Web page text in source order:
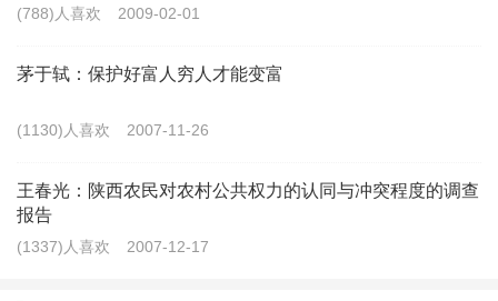
号文件中提出，建设供给保障强、科技装备强、经营体
此外，要锚定农业强国这一长远目标，建立完善农
业强国的制度体系、政策体系。过去我们也有农业支持
(788)人喜欢 2009-02-01
茅于轼：保护好富人穷人才能变富
(1130)人喜欢 2007-11-26
王春光：陕西农民对农村公共权力的认同与冲突程度的调查
报告
(1337)人喜欢 2007-12-17